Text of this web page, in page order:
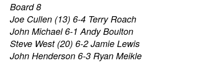
Board 8
Joe Cullen (13) 6-4 Terry Roach
John Michael 6-1 Andy Boulton
Steve West (20) 6-2 Jamie Lewis
John Henderson 6-3 Ryan Meikle